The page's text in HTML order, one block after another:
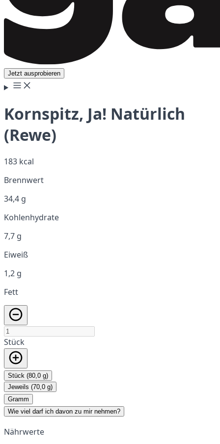
Jetzt ausprobieren
Kornspitz, Ja! Natürlich
(Rewe)
183 kcal
Brennwert
34,4 g
Kohlenhydrate
7,7 g
Eiweiß
1,2 g
Fett
Stück
Stück (80,0 g)
Jeweils (70,0 g)
Gramm
Wie viel darf ich davon zu mir nehmen?
Nährwerte